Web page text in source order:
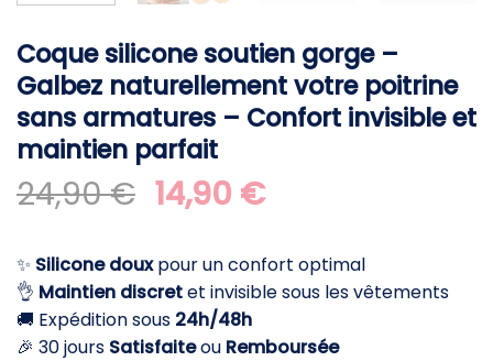
Coque silicone soutien gorge –
Galbez naturellement votre poitrine
sans armatures – Confort invisible et
maintien parfait
24,90€ Le
prix
initial
était :
24,90 €.
14,90 €Le
actuel
est :
✨ Silicone douxpour un confort optimal
👌 Maintien discretet invisible sous les vêtements
🚚 Expédition sous 24h/48h
🎉 30 jours Satisfaiteou Remboursée